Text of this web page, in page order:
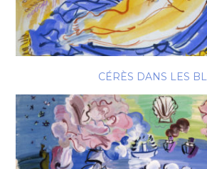
CÉRÈS DANS LES